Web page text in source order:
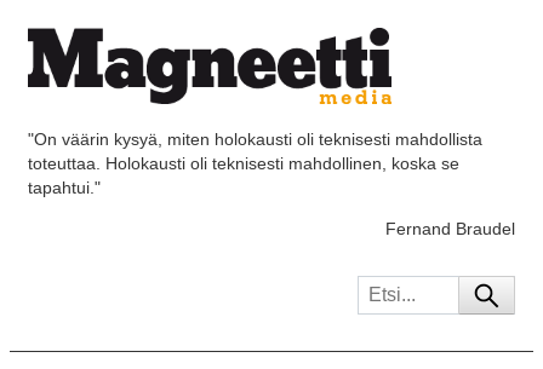
"On väärin kysyä, miten holokausti oli teknisesti mahdollista
toteuttaa. Holokausti oli teknisesti mahdollinen, koska se
tapahtui."
Fernand Braudel